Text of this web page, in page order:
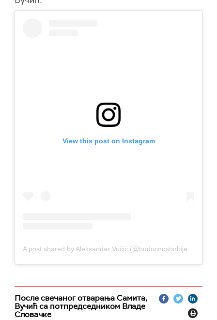
View this post on Instagram
После свечаног отварања Самита,
Вучић са потпредседником Владе
Словачке